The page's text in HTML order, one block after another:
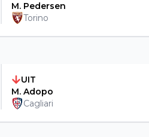
UIT
M. Adopo
Cagliari
M. Pedersen
Torino